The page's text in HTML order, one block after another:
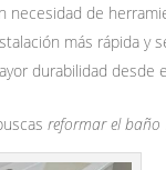
necesidad de
más rápida y
durabilidad desde
reformar el baño